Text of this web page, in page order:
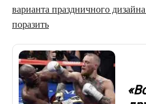
варианта праздничного
поразить